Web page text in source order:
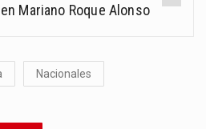
Mariano Roque Alonso
Nacionales